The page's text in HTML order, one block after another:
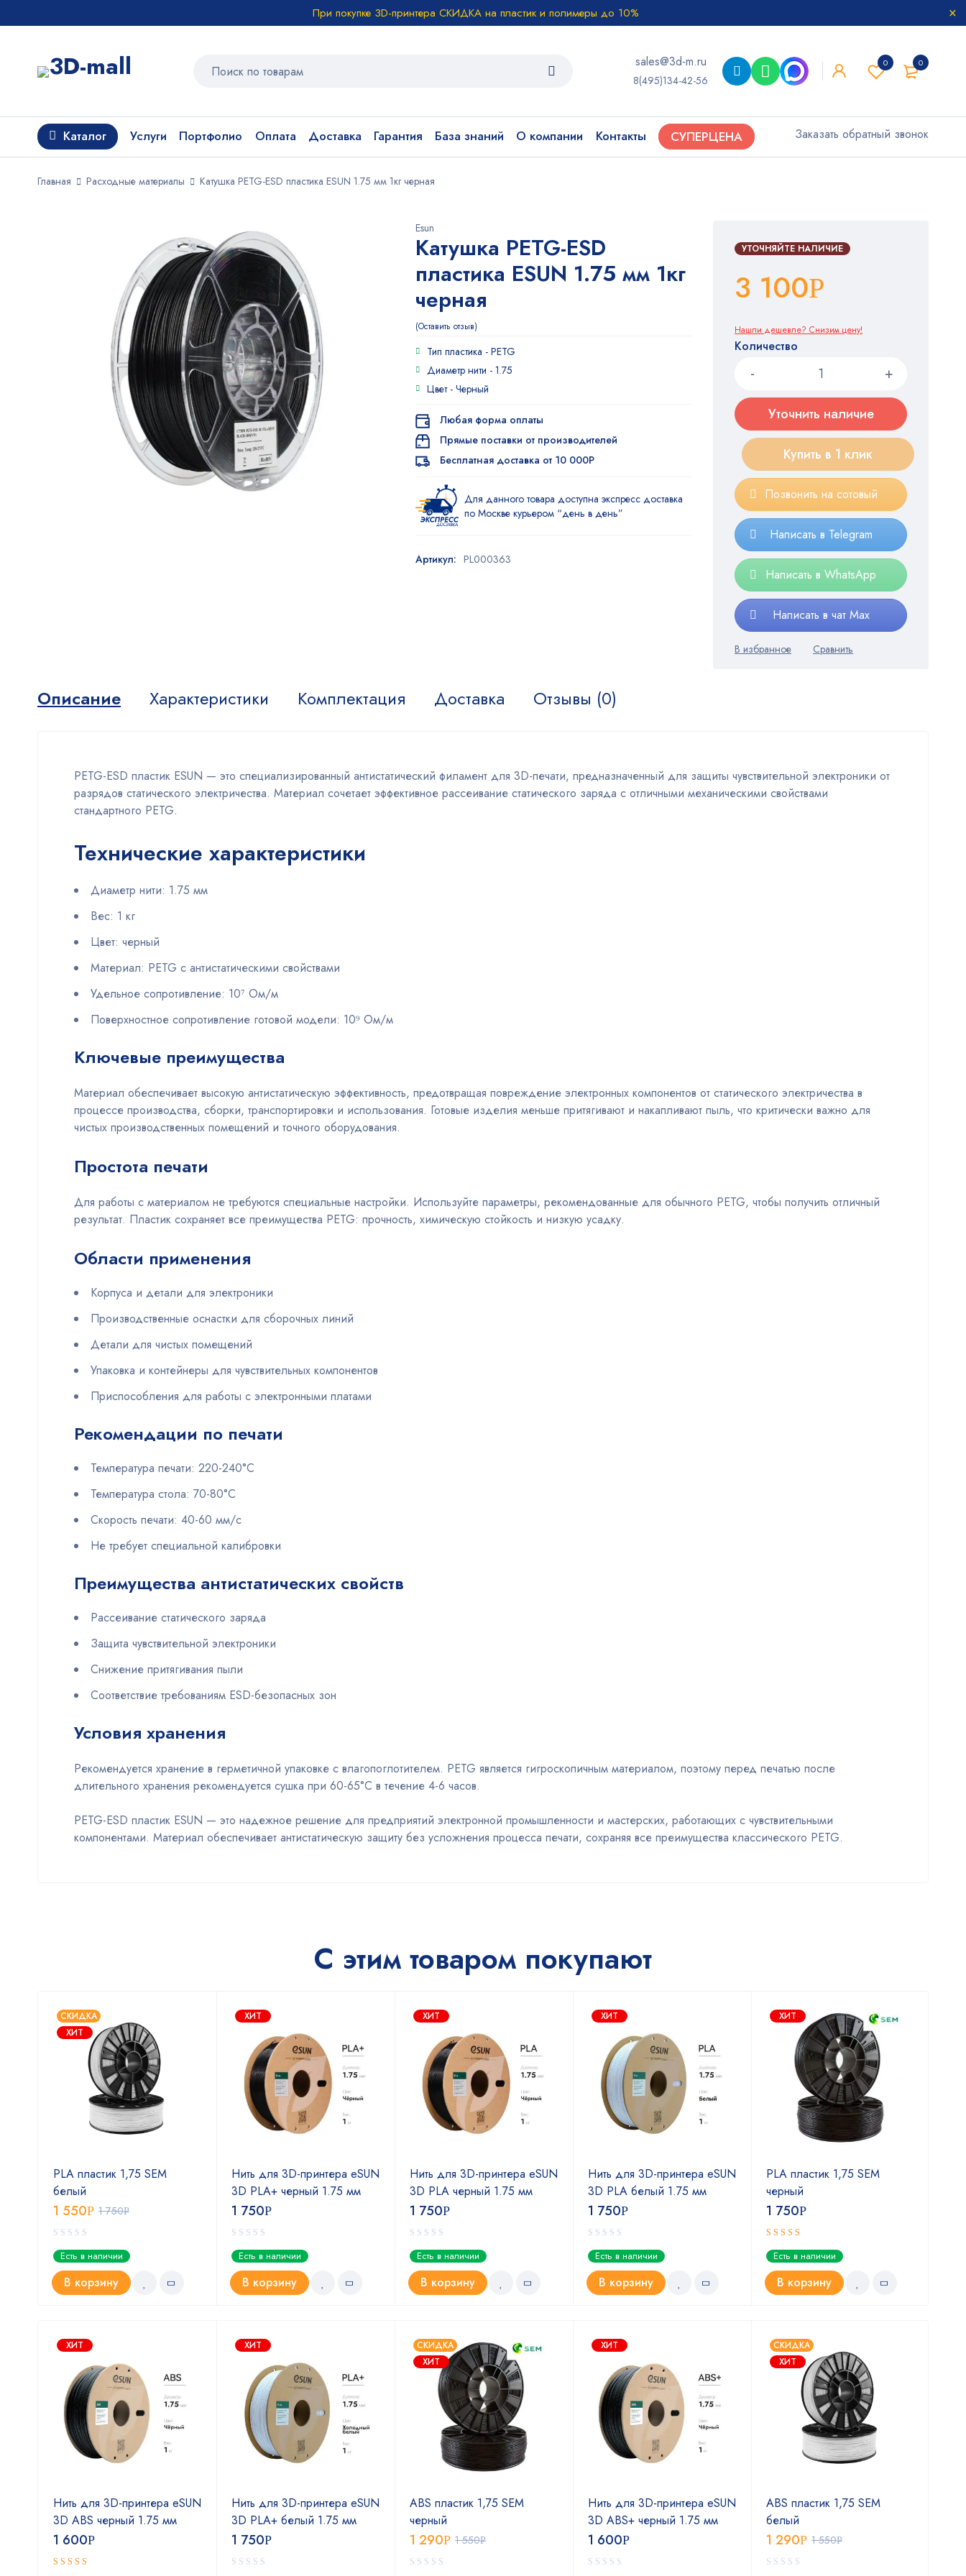
При покупке 3D-принтера СКИДКА на пластик и полимеры до 10%
0
0
sales@3d-m.ru
8(495)134-42-56
Каталог Услуги Портфолио Оплата Доставка Гарантия База знаний О компании Контакты СУПЕРЦЕНА Заказать обратный звонок
Главная Расходные материалы Катушка PETG-ESD пластика ESUN 1.75 мм 1кг черная
Esun
Катушка PETG-ESD
пластика ESUN 1.75 мм 1кг
черная
Оставить отзыв
Тип пластика - PETG
Диаметр нити - 1.75
Цвет - Черный
УТОЧНЯЙТЕ НАЛИЧИЕ
3 100Р
Нашли дешевле? Снизим цену!
Количество
Уточнить наличие
Купить в 1 клик
Позвонить на сотовый
Написать в Telegram
Написать в WhatsApp
Написать в чат Max
Любая форма оплаты
Прямые поставки от производителей
Бесплатная доставка от 10 000Р
Для данного товара доступна экспресс доставка
по Москве курьером “день в день”
Артикул: PL000363
Описание Характеристики Комплектация Доставка Отзывы (0)
PETG-ESD пластик ESUN — это специализированный антистатический филамент для 3D-печати, предназначенный для защиты чувствительной электроники от
разрядов статического электричества. Материал сочетает эффективное рассеивание статического заряда с отличными механическими свойствами
стандартного PETG.
Технические характеристики
Диаметр нити: 1.75 мм
Вес: 1 кг
Цвет: черный
Материал: PETG с антистатическими свойствами
Удельное сопротивление: 10⁷ Ом/м
Поверхностное сопротивление готовой модели: 10⁹ Ом/м
Ключевые преимущества
Материал обеспечивает высокую антистатическую эффективность, предотвращая повреждение электронных компонентов от статического электричества в
процессе производства, сборки, транспортировки и использования. Готовые изделия меньше притягивают и накапливают пыль, что критически важно для
чистых производственных помещений и точного оборудования.
Простота печати
Для работы с материалом не требуются специальные настройки. Используйте параметры, рекомендованные для обычного PETG, чтобы получить отличный
результат. Пластик сохраняет все преимущества PETG: прочность, химическую стойкость и низкую усадку.
Области применения
Корпуса и детали для электроники
Производственные оснастки для сборочных линий
Детали для чистых помещений
Упаковка и контейнеры для чувствительных компонентов
Приспособления для работы с электронными платами
Рекомендации по печати
Температура печати: 220-240°C
Температура стола: 70-80°C
Скорость печати: 40-60 мм/с
Не требует специальной калибровки
Преимущества антистатических свойств
Рассеивание статического заряда
Защита чувствительной электроники
Снижение притягивания пыли
Соответствие требованиям ESD-безопасных зон
Условия хранения
Рекомендуется хранение в герметичной упаковке с влагопоглотителем. PETG является гигроскопичным материалом, поэтому перед печатью после
длительного хранения рекомендуется сушка при 60-65°C в течение 4-6 часов.
PETG-ESD пластик ESUN — это надежное решение для предприятий электронной промышленности и мастерских, работающих с чувствительными
компонентами. Материал обеспечивает антистатическую защиту без усложнения процесса печати, сохраняя все преимущества классического PETG.
С этим товаром покупают
СКИДКА
ХИТ
PLA пластик 1,75 SEM
белый
1 750Р
1 550Р
Есть в наличии
В корзину
ХИТ
Нить для 3D-принтера eSUN
3D PLA+ черный 1.75 мм
1 750Р
Есть в наличии
В корзину
ХИТ
Нить для 3D-принтера eSUN
3D PLA черный 1.75 мм
1 750Р
Есть в наличии
В корзину
ХИТ
Нить для 3D-принтера eSUN
3D PLA белый 1.75 мм
1 750Р
Есть в наличии
В корзину
ХИТ
PLA пластик 1,75 SEM
черный
1 750Р
Оценка
5.00из 5
Есть в наличии
В корзину
ХИТ
Нить для 3D-принтера eSUN
3D ABS черный 1.75 мм
1 600Р
ХИТ
Нить для 3D-принтера eSUN
3D PLA+ белый 1.75 мм
1 750Р
СКИДКА
ХИТ
ABS пластик 1,75 SEM
черный
1 550Р
1 290Р
ХИТ
Нить для 3D-принтера eSUN
3D ABS+ черный 1.75 мм
1 600Р
СКИДКА
ХИТ
ABS пластик 1,75 SEM
белый
1 550Р
1 290Р